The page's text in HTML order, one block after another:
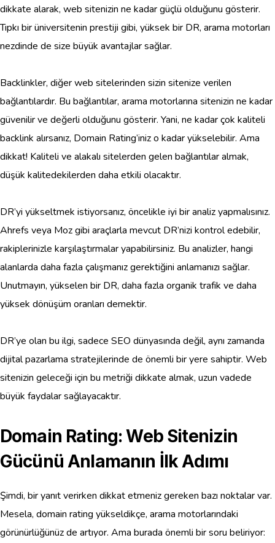
dikkate alarak, web sitenizin ne kadar güçlü olduğunu gösterir.
Tıpkı bir üniversitenin prestiji gibi, yüksek bir DR, arama motorları
nezdinde de size büyük avantajlar sağlar.
Backlinkler, diğer web sitelerinden sizin sitenize verilen
bağlantılardır. Bu bağlantılar, arama motorlarına sitenizin ne kadar
güvenilir ve değerli olduğunu gösterir. Yani, ne kadar çok kaliteli
backlink alırsanız, Domain Rating’iniz o kadar yükselebilir. Ama
dikkat! Kaliteli ve alakalı sitelerden gelen bağlantılar almak,
düşük kalitedekilerden daha etkili olacaktır.
DR’yi yükseltmek istiyorsanız, öncelikle iyi bir analiz yapmalısınız.
Ahrefs veya Moz gibi araçlarla mevcut DR’nizi kontrol edebilir,
rakiplerinizle karşılaştırmalar yapabilirsiniz. Bu analizler, hangi
alanlarda daha fazla çalışmanız gerektiğini anlamanızı sağlar.
Unutmayın, yükselen bir DR, daha fazla organik trafik ve daha
yüksek dönüşüm oranları demektir.
DR’ye olan bu ilgi, sadece SEO dünyasında değil, aynı zamanda
dijital pazarlama stratejilerinde de önemli bir yere sahiptir. Web
sitenizin geleceği için bu metriği dikkate almak, uzun vadede
büyük faydalar sağlayacaktır.
Domain Rating: Web Sitenizin
Gücünü Anlamanın İlk Adımı
Şimdi, bir yanıt verirken dikkat etmeniz gereken bazı noktalar var.
Mesela, domain rating yükseldikçe, arama motorlarındaki
görünürlüğünüz de artıyor. Ama burada önemli bir soru beliriyor: